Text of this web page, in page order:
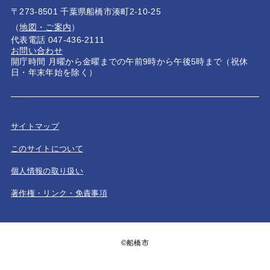
〒273-8501 千葉県船橋市湊町2-10-25
（地図・ご案内）
代表電話 047-436-2111
お問い合わせ
開庁時間 月曜から金曜までの午前9時から午後5時まで（祝休
日・年末年始を除く）
サイトマップ
このサイトについて
個人情報の取り扱い
著作権・リンク・免責事項
©船橋市